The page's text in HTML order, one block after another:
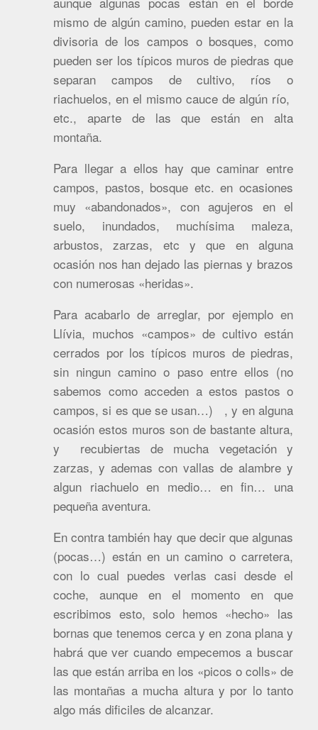
mismo de algún camino, pueden estar en la
divisoria de los campos o bosques, como
pueden ser los típicos muros de piedras que
separan campos de cultivo, ríos o
riachuelos, en el mismo cauce de algún río,
etc., aparte de las que están en alta
montaña.
Para llegar a ellos hay que caminar entre
campos, pastos, bosque etc. en ocasiones
muy «abandonados», con agujeros en el
suelo, inundados, muchísima maleza,
arbustos, zarzas, etc y que en alguna
ocasión nos han dejado las piernas y brazos
con numerosas «heridas».
Para acabarlo de arreglar, por ejemplo en
Llívia, muchos «campos» de cultivo están
cerrados por los típicos muros de piedras,
sin ningun camino o paso entre ellos (no
sabemos como acceden a estos pastos o
campos, si es que se usan…) , y en alguna
ocasión estos muros son de bastante altura,
y recubiertas de mucha vegetación y
zarzas, y ademas con vallas de alambre y
algun riachuelo en medio… en fin… una
pequeña aventura.
En contra también hay que decir que algunas
(pocas…) están en un camino o carretera,
con lo cual puedes verlas casi desde el
coche, aunque en el momento en que
escribimos esto, solo hemos «hecho» las
bornas que tenemos cerca y en zona plana y
habrá que ver cuando empecemos a buscar
las que están arriba en los «picos o colls» de
las montañas a mucha altura y por lo tanto
algo más dificiles de alcanzar.